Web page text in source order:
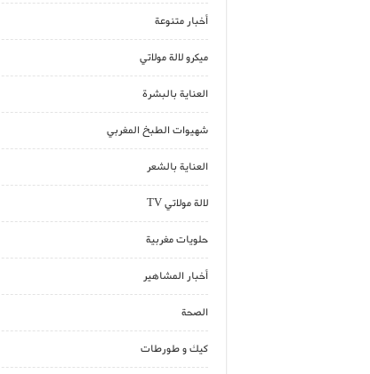
أخبار متنوعة
ميكرو لالة مولاتي
العناية بالبشرة
شهيوات الطبخ المغربي
العناية بالشعر
لالة مولاتي TV
حلويات مغربية
أخبار المشاهير
الصحة
كيك و طورطات